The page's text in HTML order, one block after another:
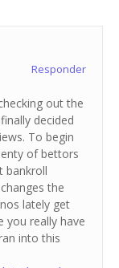
Responder
out the
decided
To begin
of bettors
bankroll
the
lately get
you really have
into this